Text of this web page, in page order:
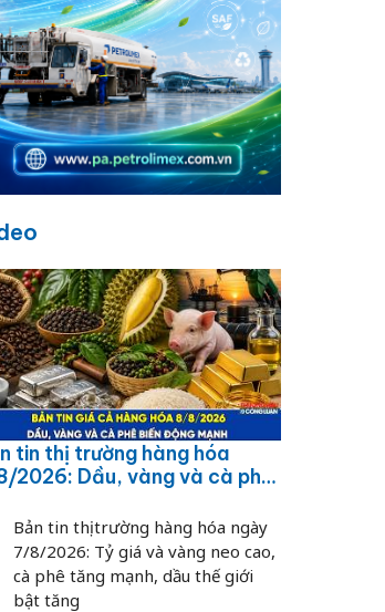
tin thị trường hàng hóa
2026: Dầu, vàng và cà phê
Bản tin thị trường hàng hóa ngày
7/8/2026: Tỷ giá và vàng neo cao,
cà phê tăng mạnh, dầu thế giới
bật tăng